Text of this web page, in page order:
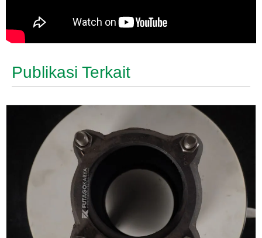
Publikasi Terkait